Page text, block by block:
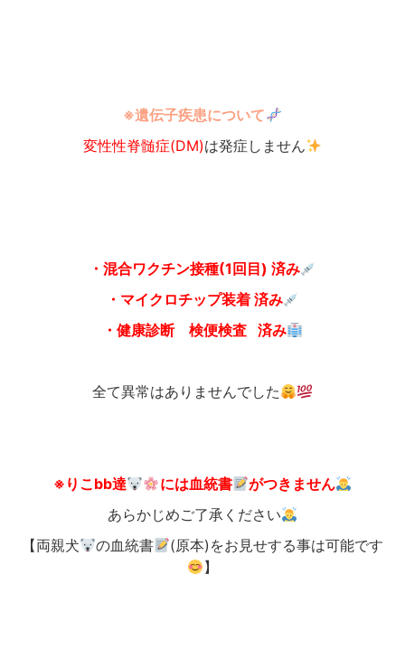
※遺伝子疾患について
変性性脊髄症(DM)は発症しません
・混合ワクチン接種(1回目) 済み
・マイクロチップ装着 済み
・健康診断 検便検査 済み
全て異常はありませんでした
※りこbb達 には血統書
がつきません
あらかじめご了承ください
【両親犬
の血統書
(原本)をお見せする事は可能です
】